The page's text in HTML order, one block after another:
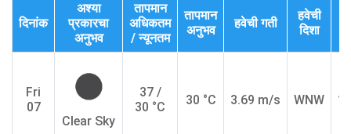
दिनांक
अश्या
प्रकारचा
अनुभव
तापमान
अधिकतम
/ न्यूनतम
तापमान
अनुभव
हवेची गती
हवेची
दिशा
Fri
07
Clear Sky
37 /
30 °C
30 °C 3.69 m/s WNW